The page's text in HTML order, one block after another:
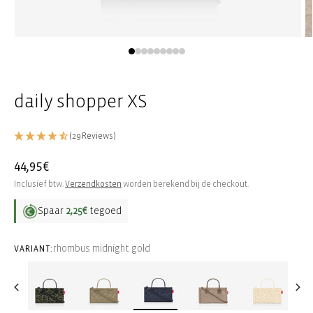
daily shopper XS
(29 Reviews)
Normale
prijs
44,95€
Inclusief btw.Verzendkosten worden berekend bij de checkout.
Spaar 2,25€ tegoed
VARIANT: rhombus midnight gold